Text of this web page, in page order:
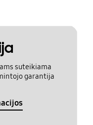
suteikiama
garantija